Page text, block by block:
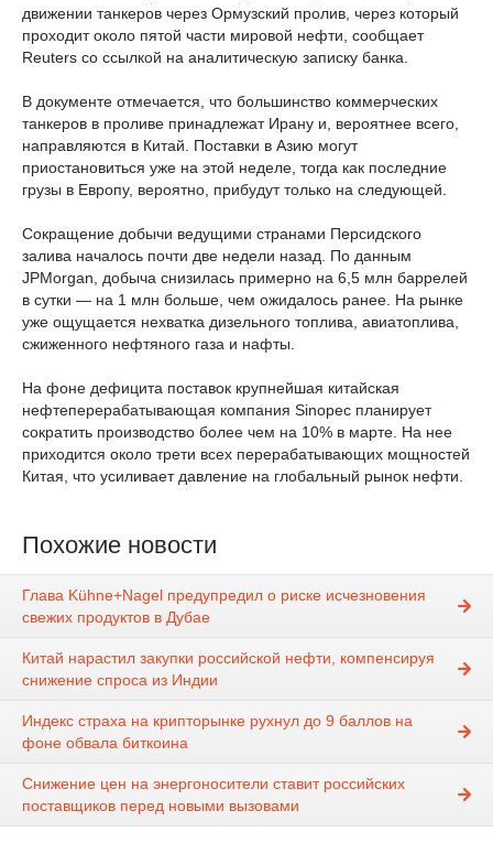
движении танкеров через Ормузский пролив, через который
проходитоколо пятой части мировой нефти, сообщает
Reuters со ссылкой на аналитическую записку банка.
В документе отмечается, что большинство коммерческих
танкеров в проливе принадлежат Ирану и, вероятнее всего,
направляются в Китай. Поставки в Азию могут
приостановиться уже на этой неделе, тогда как последние
грузы в Европу, вероятно, прибудуттолько на следующей.
Сокращение добычи ведущими странами Персидского
залива началось почти две недели назад. По данным
JPMorgan, добыча снизилась примерно на 6,5 млн баррелей
в сутки — на 1 млн больше, чем ожидалось ранее. На рынке
уже ощущается нехватка дизельного топлива, авиатоплива,
сжиженного нефтяного газа и нафты.
На фоне дефицита поставок крупнейшая китайская
нефтеперерабатывающая компания Sinopec планирует
сократить производство более чем на 10% в марте. На нее
приходится около трети всех перерабатывающих мощностей
Китая, что усиливает давление на глобальный рынок нефти.
Похожие новости
Глава Kühne+Nagel предупредил о риске исчезновения
свежих продуктов в Дубае
Китай нарастил закупки российской нефти, компенсируя
снижение спроса из Индии
Индекс страха на крипторынке рухнул до 9 баллов на
фоне обвала биткоина
Снижение цен на энергоносители ставит российских
поставщиков перед новыми вызовами